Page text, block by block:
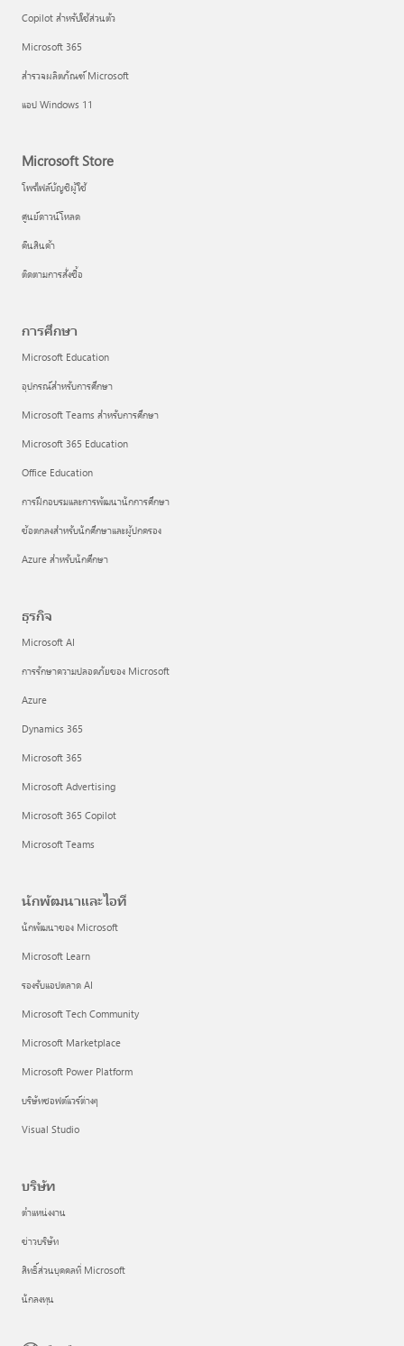
Copilot สำหรับใช้ส่วนตัว
Microsoft 365
สำรวจผลิตภัณฑ์ Microsoft
แอป Windows 11
Microsoft Store
โพรไฟล์บัญชีผู้ใช้
ศูนย์ดาวน์โหลด
คืนสินค้า
ติดตามการสั่งซื้อ
การศึกษา
Microsoft Education
อุปกรณ์สำหรับการศึกษา
Microsoft Teams สำหรับการศึกษา
Microsoft 365 Education
Office Education
การฝึกอบรมและการพัฒนานักการศึกษา
ข้อตกลงสำหรับนักศึกษาและผู้ปกครอง
Azure สำหรับนักศึกษา
ธุรกิจ
Microsoft AI
การรักษาความปลอดภัยของ Microsoft
Azure
Dynamics 365
Microsoft 365
Microsoft Advertising
Microsoft 365 Copilot
Microsoft Teams
นักพัฒนาและไอที
นักพัฒนาของ Microsoft
Microsoft Learn
รองรับแอปตลาด AI
Microsoft Tech Community
Microsoft Marketplace
Microsoft Power Platform
บริษัทซอฟต์แวร์ต่างๆ
Visual Studio
บริษัท
ตำแหน่งงาน
ข่าวบริษัท
สิทธิ์ส่วนบุคคลที่ Microsoft
นักลงทุน